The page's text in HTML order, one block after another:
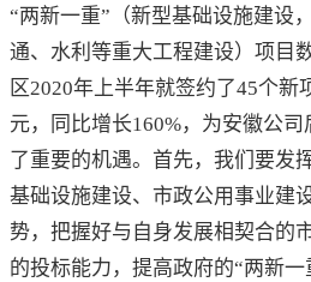
“两新一重”（新型基础设施建设
通、水利等重大工程建设）项目
区2020年上半年就签约了45个新
元，同比增长160%，为安徽公
了重要的机遇。首先，我们要发
基础设施建设、市政公用事业建
势，把握好与自身发展相契合的
的投标能力，提高政府的“两新一